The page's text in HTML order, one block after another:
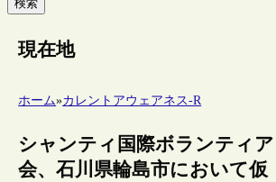
検索
現在地
ホーム»カレントアウェアネス-R
シャンティ国際ボランティア
会、石川県輪島市において仮